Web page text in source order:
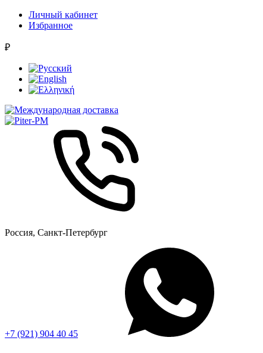
Личный кабинет
Избранное
₽
Россия, Санкт-Петербург
+7 (921) 904 40 45